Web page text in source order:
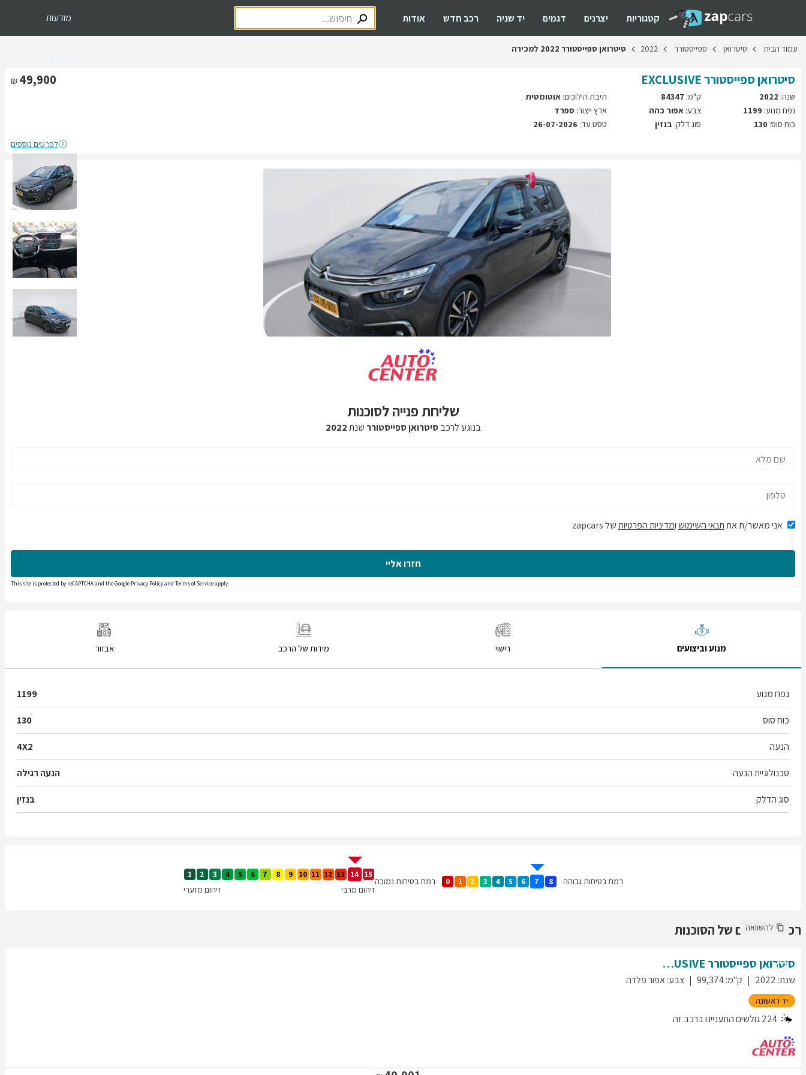
קטגוריות יצרנים דגמים יד שניה רכב חדש אודות מודעות
עמוד הבית סיטרואן ספייסטורר 2022 סיטרואן ספייסטורר 2022 למכירה
סיטרואןספייסטוררEXCLUSIVE
49,900
שנה: 2022
נפח מנוע: 1199
כוח סוס: 130
ק"מ: 84347
צבע: אפור כהה
סוג דלק: בנזין
תיבת הילוכים: אוטומטית
ארץ ייצור: ספרד
טסט עד: 26-07-2026
לפרטים נוספים
שליחת פנייה לסוכנות
בנוגע לרכבסיטרואן ספייסטורר שנת2022
אני מאשר/ת אתתנאי השימוש ומדיניות הפרטיותשל zapcars
חזרו אליי
This site is protected by reCAPTCHA and the Google Privacy Policyand Terms of Serviceapply.
מנוע וביצועים רישוי מידות של הרכב אבזור
נפח מנוע 1199
כוח סוס 130
הנעה 4X2
טכנולוגיית הנעה הנעה רגילה
סוג הדלק בנזין
רמת בטיחות גבוהה 0 1 2 3 4 5 6 7 8 רמת בטיחות נמוכה
1 2 3 4 5 6 7 8 9 10 11 12 13 14 15
זיהום מרבי זיהום מזערי
רכבים נוספים של הסוכנות
להשוואה
סיטרואןספייסטורר EXCLUSIVE
שנת:
2022 ק"מ:
99,374 צבע:אפור פלדה
יד ראשונה
224גולשים התעניינו ברכב זה